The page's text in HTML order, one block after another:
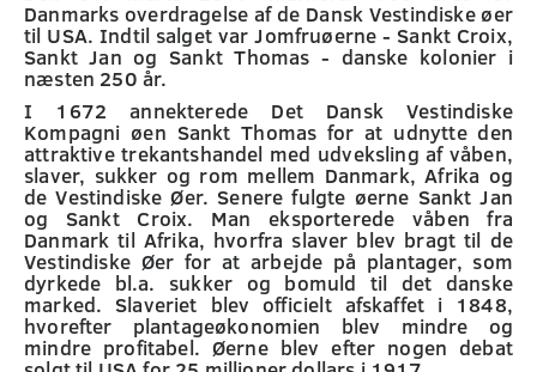
Danmarks overdragelse af de Dansk Vestindiske øer
til USA. Indtil salget var Jomfruøerne - Sankt Croix,
Sankt Jan og Sankt Thomas - danske kolonier i
næsten 250 år.
I 1672 annekterede Det Dansk Vestindiske
Kompagni øen Sankt Thomas for at udnytte den
attraktive trekantshandel med udveksling af våben,
slaver, sukker og rom mellem Danmark, Afrika og
de Vestindiske Øer. Senere fulgte øerne Sankt Jan
og Sankt Croix. Man eksporterede våben fra
Danmark til Afrika, hvorfra slaver blev bragt til de
Vestindiske Øer for at arbejde på plantager, som
dyrkede bl.a. sukker og bomuld til det danske
marked. Slaveriet blev officielt afskaffet i 1848,
hvorefter plantageøkonomien blev mindre og
mindre profitabel. Øerne blev efter nogen debat